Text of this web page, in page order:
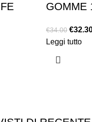
GOMME
€34.00 €
Leggi tutto